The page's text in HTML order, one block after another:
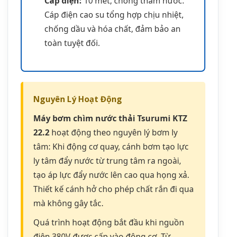
tâm: Khi động cơ quay, cánh bơm tạo lực
ly tâm đẩy nước từ trung tâm ra ngoài,
tạo áp lực đẩy nước lên cao qua họng xả.
Thiết kế cánh hở cho phép chất rắn đi qua
Quá trình hoạt động bắt đầu khi nguồn
điện 380V được cấp vào động cơ. Từ
độ 2900 vòng/phút. Cánh bơm gắn trên
trục rotor quay theo, tạo ra lực hút ở tâm
và lực đẩy ở mép ngoài.
Nước được hút vào qua đáy bơm, đi qua
cánh bơm và được đẩy ra ngoài qua họng
xả với áp suất cao. Hệ thống phớt cơ khí
khoang động cơ, trong khi dầu bôi trơn